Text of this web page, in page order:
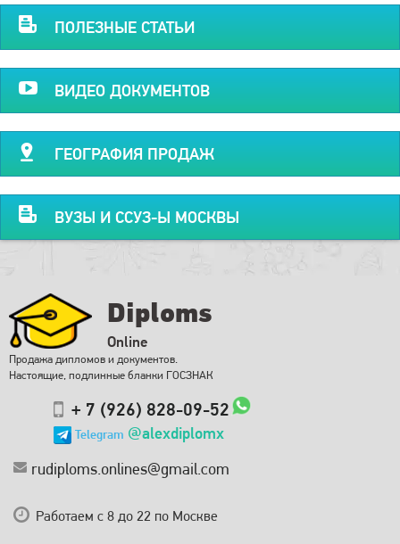
ПОЛЕЗНЫЕ СТАТЬИ
ВИДЕО ДОКУМЕНТОВ
ГЕОГРАФИЯ ПРОДАЖ
ВУЗЫ И ССУЗ-Ы МОСКВЫ
Diploms
Online
Продажа дипломов и документов.
Настоящие, подлинные бланки ГОСЗНАК
+ 7 (926) 828-09-52
Telegram @alexdiplomx
rudiploms.onlines@gmail.com
Работаем с 8 до 22 по Москве